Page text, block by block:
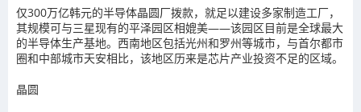
仅300万亿韩元的半导体晶圆厂拨款，就足以建设多家制造工厂，
其规模可与三星现有的平泽园区相媲美——该园区目前是全球最大
的半导体生产基地。西南地区包括光州和罗州等城市，与首尔都市
圈和中部城市天安相比，该地区历来是芯片产业投资不足的区域。
晶圆